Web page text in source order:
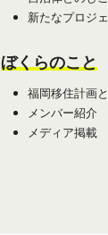
新たなプロジ
ぼくらのこと
福岡移住計画
メンバー紹介
メディア掲載